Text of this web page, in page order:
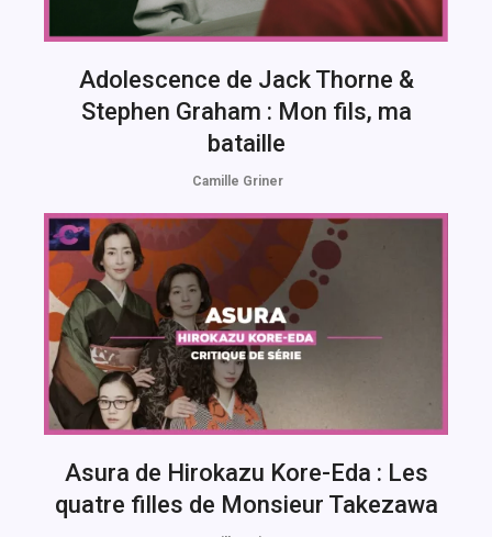
Adolescence de Jack Thorne &
Stephen Graham : Mon fils, ma
bataille
Camille Griner
Asura de Hirokazu Kore-Eda : Les
quatre filles de Monsieur Takezawa